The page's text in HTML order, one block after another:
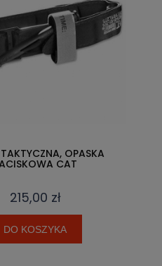
OPASKA
CAT
215,00 zł
DO KOSZYKA